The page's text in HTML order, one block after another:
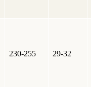
230-255 29-32